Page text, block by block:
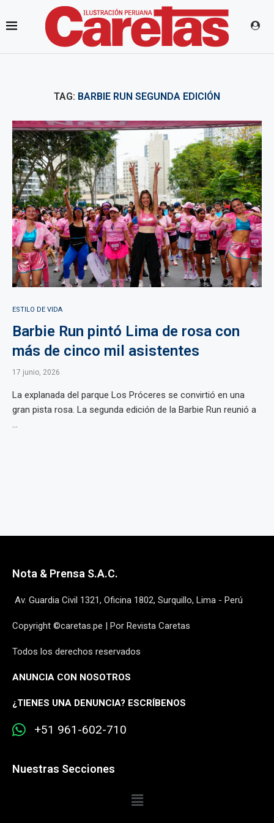
TAG: BARBIE RUN SEGUNDA EDICIÓN
ESTILO DE VIDA
Barbie Run pintó Lima de rosa con
más de cinco mil asistentes
17 junio, 2026
La explanada del parque Los Próceres se convirtió en una
gran pista rosa. La segunda edición de la Barbie Run reunió a
...
Nota & Prensa S.A.C.
Av. Guardia Civil 1321, Oficina 1802, Surquillo, Lima - Perú
Copyright ©caretas.pe | Por Revista Caretas
Todos los derechos reservados
ANUNCIA CON NOSOTROS
¿TIENES UNA DENUNCIA? ESCRÍBENOS
+51 961-602-710
Nuestras Secciones